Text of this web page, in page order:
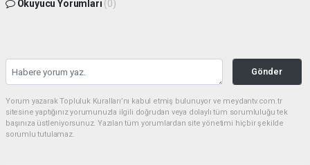
Okuyucu Yorumları (0)
Gönder
Yorum yazarak Topluluk Kuralları’nı kabul etmiş bulunuyor ve meydantv.com.tr
sitesine yaptığınız yorumunuzla ilgili doğrudan veya dolaylı tüm sorumluluğu tek
başınıza üstleniyorsunuz. Yazılan tüm yorumlardan site yönetimi hiçbir şekilde
sorumlu tutulamaz.